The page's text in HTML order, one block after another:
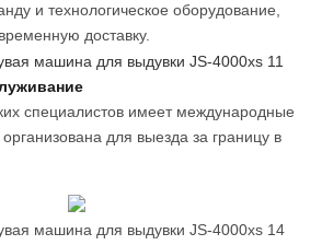
и технологическое оборудование,
доставку.
специалистов имеет международные
для выезда за границу в